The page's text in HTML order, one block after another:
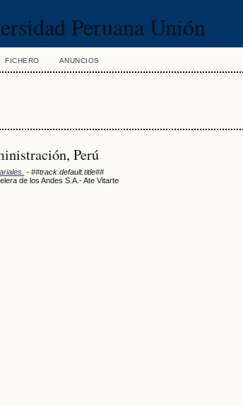
Peruana Unión
FICHERO ANUNCIOS
Perú
- ##track.default.title##
de los Andes S.A.- Ate Vitarte